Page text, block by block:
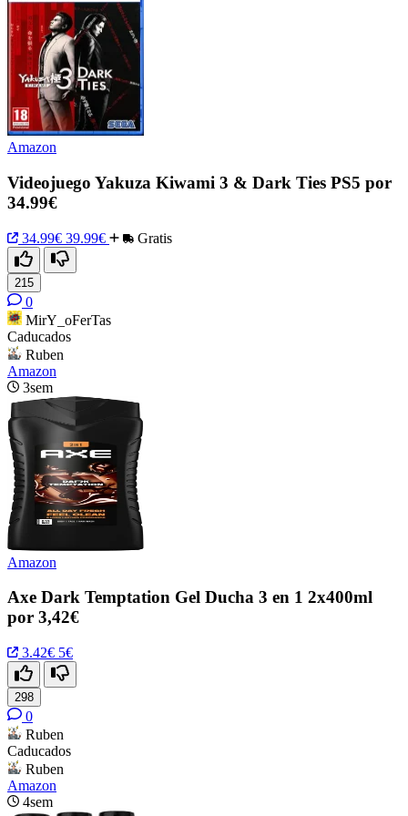
Amazon
Videojuego Yakuza Kiwami 3 & Dark Ties PS5 por
34.99€
34.99€ 39.99€ Gratis
215
0
MirY_oFerTas
Caducados
Ruben
Amazon
3sem
Amazon
Axe Dark Temptation Gel Ducha 3 en 1 2x400ml
por 3,42€
3.42€ 5€
298
0
Ruben
Caducados
Ruben
Amazon
4sem